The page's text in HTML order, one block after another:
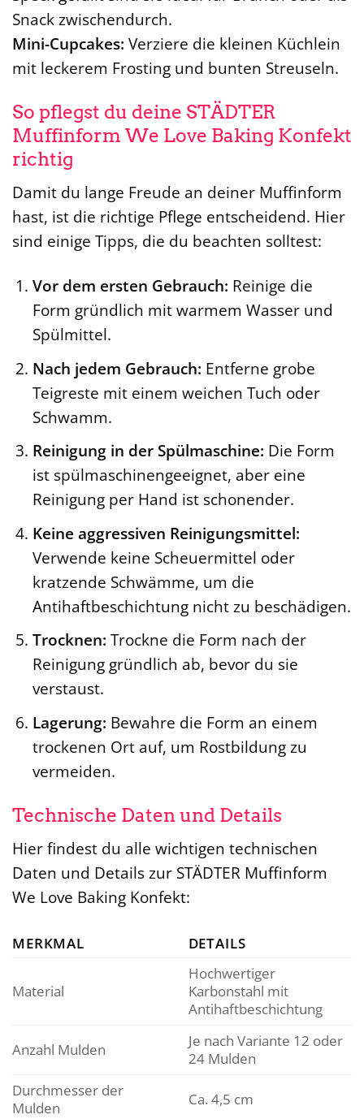
Snack zwischendurch.
Mini-Cupcakes: Verziere die kleinen Küchlein
mit leckerem Frosting und bunten Streuseln.
So pflegst du deine STÄDTER
Muffinform We Love Baking Konfekt
richtig
Damit du lange Freude an deiner Muffinform
hast, ist die richtige Pflege entscheidend. Hier
sind einige Tipps, die du beachten solltest:
Vor dem ersten Gebrauch: Reinige die
Form gründlich mit warmem Wasser und
Spülmittel.
Nach jedem Gebrauch: Entferne grobe
Teigreste mit einem weichen Tuch oder
Schwamm.
Reinigung in der Spülmaschine: Die Form
ist spülmaschinengeeignet, aber eine
Reinigung per Hand ist schonender.
Keine aggressiven Reinigungsmittel:
Verwende keine Scheuermittel oder
kratzende Schwämme, um die
Antihaftbeschichtung nicht zu beschädigen.
Trocknen: Trockne die Form nach der
Reinigung gründlich ab, bevor du sie
verstaust.
Lagerung: Bewahre die Form an einem
trockenen Ort auf, um Rostbildung zu
vermeiden.
Technische Daten und Details
Hier findest du alle wichtigen technischen
Daten und Details zur STÄDTER Muffinform
We Love Baking Konfekt:
MERKMAL DETAILS
Material
Hochwertiger
Karbonstahl mit
Antihaftbeschichtung
Anzahl Mulden
Je nach Variante 12 oder
24 Mulden
Durchmesser der
Mulden
Ca. 4,5 cm